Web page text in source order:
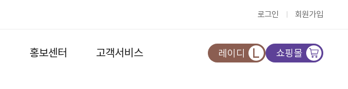
로그인 회원가입
홍보센터 고객서비스 레이디 쇼핑몰